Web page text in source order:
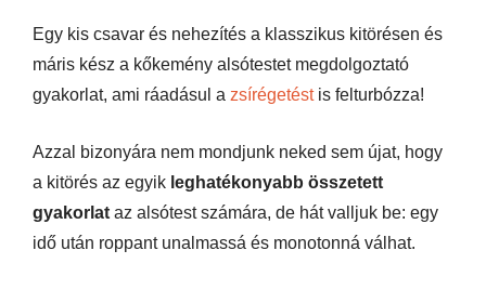
Egy kis csavar és nehezítés a klasszikus kitörésen és
máris kész a kőkemény alsótestet megdolgoztató
gyakorlat, ami ráadásul a zsírégetéstis felturbózza!
Azzal bizonyára nem mondjunk neked sem újat, hogy
a kitörés az egyik leghatékonyabb összetett
gyakorlat az alsótest számára, de hát valljuk be: egy
idő után roppant unalmassá és monotonná válhat.